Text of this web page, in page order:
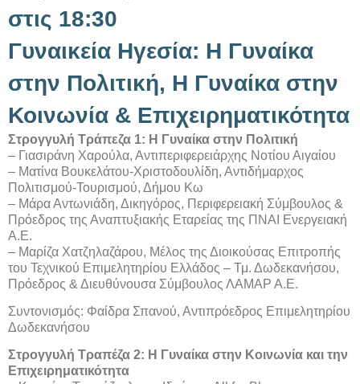
στις 18:30
Γυναικεία Ηγεσία: Η Γυναίκα
στην Πολιτική, Η Γυναίκα στην
Κοινωνία & Επιχειρηματικότητα
Στρογγυλή Τράπεζα 1: Η Γυναίκα στην Πολιτική
– Γιασιράνη Χαρούλα, Αντιπεριφερειάρχης Νοτίου Αιγαίου
– Ματίνα Βουκελάτου-Χριστοδουλίδη, Αντιδήμαρχος
Πολιτισμού-Τουρισμού, Δήμου Κω
– Μάρα Αντωνιάδη, Δικηγόρος, Περιφερειακή Σύμβουλος &
Πρόεδρος της Αναπτυξιακής Εταρείας της ΠΝΑΙ Ενεργειακή
Α.Ε.
– Μαρίζα Χατζηλαζάρου, Μέλος της Διοικούσας Επιτροπής
του Τεχνικού Επιμελητηρίου Ελλάδος – Τμ. Δωδεκανήσου,
Πρόεδρος & Διευθύνουσα Σύμβουλος ΛΑΜΑΡ Α.Ε.
Συντονισμός: Φαίδρα Σπανού, Αντιπρόεδρος Επιμελητηρίου
Δωδεκανήσου
Στρογγυλή Τραπέζα 2: Η Γυναίκα στην Κοινωνία και την
Επιχειρηματικότητα